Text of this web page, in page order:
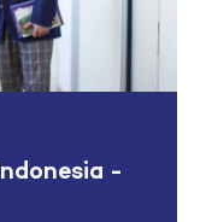
-